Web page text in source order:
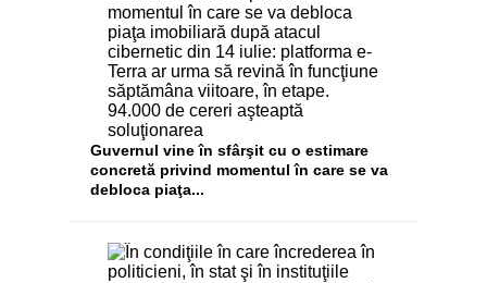
Guvernul vine în sfârşit cu o estimare
concretă privind momentul în care se va
debloca piaţa...